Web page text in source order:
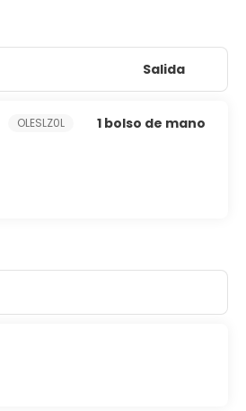
Salida
OLESLZ0L 1 bolso de mano